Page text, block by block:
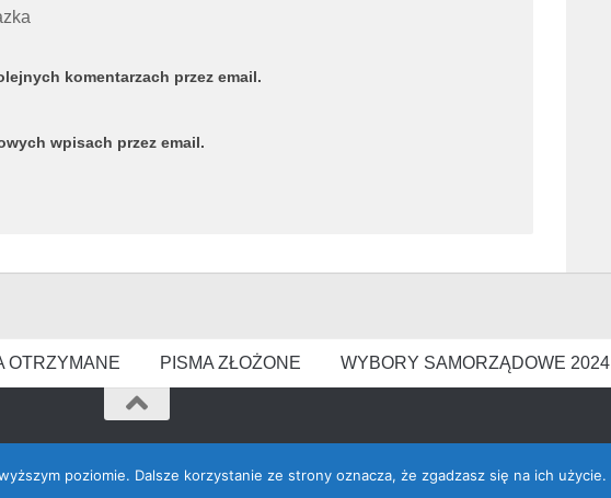
komentarzach przez email.
wpisach przez email.
OTRZYMANE PISMA ZŁOŻONE WYBORY SAMORZĄDOWE 2024
poziomie. Dalsze korzystanie ze strony oznacza, że zgadzasz się na ich użycie.